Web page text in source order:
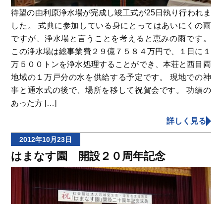
待望の由利原浄水場が完成し竣工式が25日執り行われま
した。 式典に参加している身にとってはあいにくの雨
ですが、浄水場と言うことを考えると恵みの雨です。
この浄水場は総事業費２９億７５８４万円で、１日に１
万５００トンを浄水処理することができ、本荘と西目両
地域の１万戸分の水を供給する予定です。 現地での神
事と通水式の後で、場所を移して祝賀会です。 功績の
あった方 […]
詳しく見る
2012年10月23日
はまなす園 開設２０周年記念